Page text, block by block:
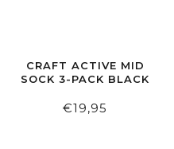
CRAFT ACTIVE MID
SOCK 3-PACK BLACK
€19,95